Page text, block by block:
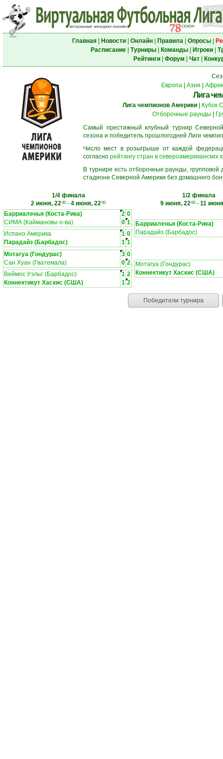
Главная| Новости| Онлайн| Правила| Опросы|
Расписание| Турниры| Команды| Игроки|
Рейтинги| Форум Чат|
Европа| Азия
Лига
Лига чемпионов Америки
Кубок
Отборочные раунды
Самый престижный клубный турнир
сезона и победитель прошлогодней Лиги
Число мест в розыгрыше от каждой
согласно рейтингу стран в североамериканских
В турнире есть отборочные раунды,
стадионе Северной Америки без домашнего
1/4 финала
2 июня, 2200- 4 июня, 2200
1/2 финала
9 июня, 2200- 11
Барриаленья (Коста-Рика)
2 0
СИМА (Каймановы о-ва)
0 1
Испано Америка
1 0
Парадайз (Барбадос)
1 1
Барриаленья (Коста-Рика)
Парадайз (Барбадос)
Мотагуа (Гондурас) 3 0
Сан Хуан (Гватемала)
0 2
Веймос Уэльс (Барбадос)
1 2
Коннектикут Хаскис (США)
1 2
Мотагуа (Гондурас)
Коннектикут Хаскис (США)
Победители турнира